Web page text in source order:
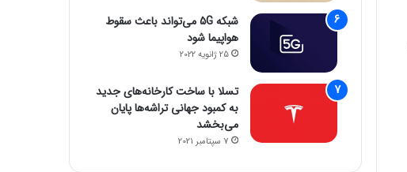
شبکه 5G می‌تواند باعث سقوط
هواپیما شود
25 ژانویه 2022
تسلا با ساخت کارخانه‌های جدید
به کمبود جهانی تراشه‌ها پایان
می‌بخشد
7 سپتامبر 2021